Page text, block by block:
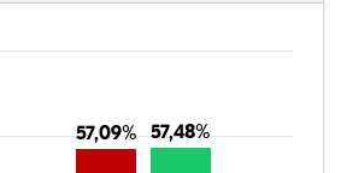
57,09%
57,09% 57,48%
57,48%